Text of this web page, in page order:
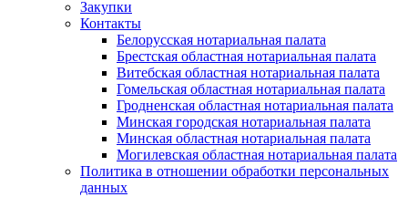
Закупки
Контакты
Белорусская нотариальная палата
Брестская областная нотариальная палата
Витебская областная нотариальная палата
Гомельская областная нотариальная палата
Гродненская областная нотариальная палата
Минская городская нотариальная палата
Минская областная нотариальная палата
Могилевская областная нотариальная палата
Политика в отношении обработки персональных
данных